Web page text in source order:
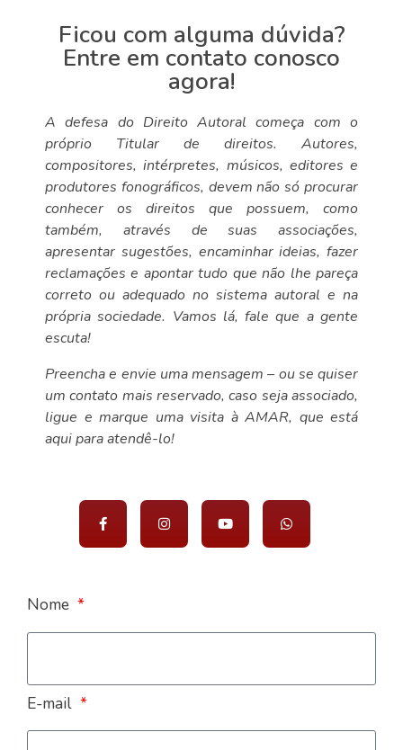
Ficou com alguma dúvida?
Entre em contato conosco
agora!
A defesa do Direito Autoral começa com o
próprio Titular de direitos. Autores,
compositores, intérpretes, músicos, editores e
produtores fonográficos, devem não só procurar
conhecer os direitos que possuem, como
também, através de suas associações,
apresentar sugestões, encaminhar ideias, fazer
reclamações e apontar tudo que não lhe pareça
correto ou adequado no sistema autoral e na
própria sociedade. Vamos lá, fale que a gente
escuta!
Preencha e envie uma mensagem – ou se quiser
um contato mais reservado, caso seja associado,
ligue e marque uma visita à AMAR, que está
aqui para atendê-lo!
Nome
E-mail